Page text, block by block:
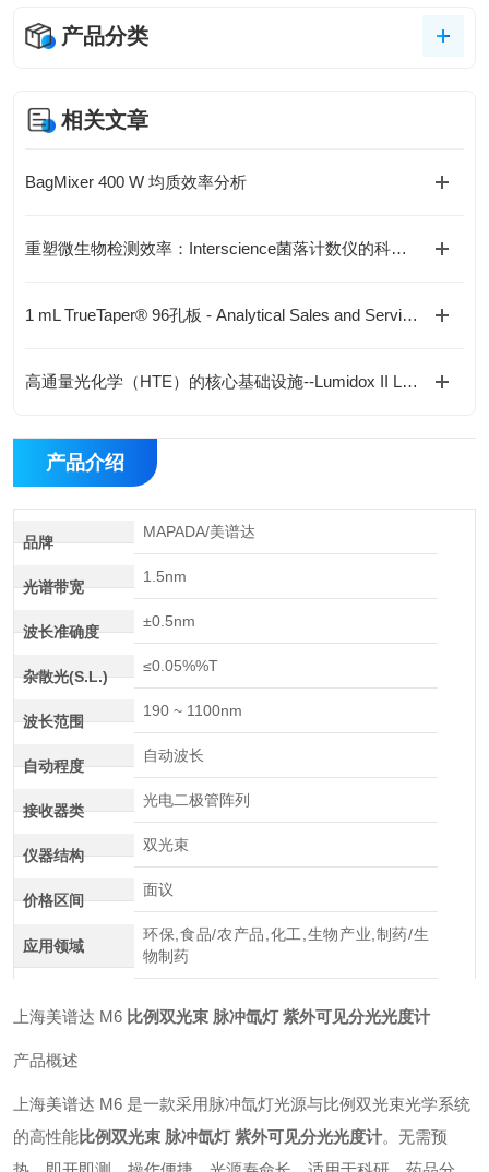
产品分类
相关文章
BagMixer 400 W 均质效率分析
重塑微生物检测效率：Interscience菌落计数仪的科研创新价值
1 mL TrueTaper® 96孔板 - Analytical Sales and Services, Inc.
高通量光化学（HTE）的核心基础设施--Lumidox II LED阵列
产品介绍
品牌
MAPADA/美谱达
光谱带宽
1.5nm
波长准确度
±0.5nm
杂散光(S.L.)
≤0.05%%T
波长范围
190 ~ 1100nm
自动程度
自动波长
接收器类
光电二极管阵列
仪器结构
双光束
价格区间
面议
应用领域
环保,食品/农产品,化工,生物产业,制药/生
物制药
上海美谱达 M6 比例双光束 脉冲氙灯 紫外可见分光光度计
产品概述
上海美谱达 M6 是一款采用脉冲氙灯光源与比例双光束光学系统
的高性能比例双光束 脉冲氙灯 紫外可见分光光度计。无需预